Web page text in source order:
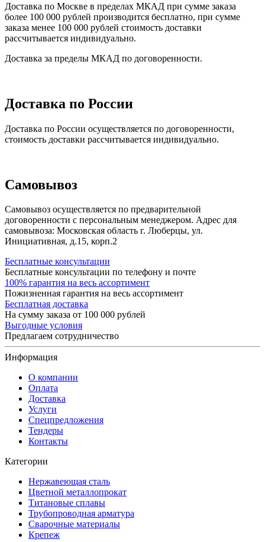
Доставка по Москве в пределах МКАД при сумме заказа
более 100 000 рублей производится бесплатно, при сумме
заказа менее 100 000 рублей стоимость доставки
рассчитывается индивидуально.
Доставка за пределы МКАД по договоренности.
Доставка по России
Доставка по России осуществляется по договоренности,
стоимость доставки рассчитывается индивидуально.
Самовывоз
Самовывоз осуществляется по предварительной
договоренности с персональным менеджером. Адрес для
самовывоза: Московская область г. Люберцы, ул.
Инициативная, д.15, корп.2
Бесплатные консультации
Бесплатные консультации по телефону и почте
100% гарантия на весь ассортимент
Пожизненная гарантия на весь ассортимент
Бесплатная доставка
На сумму заказа от 100 000 рублей
Выгодные условия
Предлагаем сотрудничество
Информация
О компании
Оплата
Доставка
Услуги
Спецпредложения
Тендеры
Контакты
Категории
Нержавеющая сталь
Цветной металлопрокат
Титановые сплавы
Трубопроводная арматура
Сварочные материалы
Крепеж